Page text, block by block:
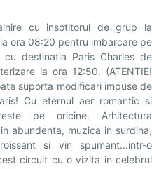
cu insotitorul de grup la
ora 08:20 pentru imbarcare pe
destinatia Paris Charles de
la ora 12:50. (ATENTIE!
suporta modificari impuse de
Cu eternul aer romantic si
pe oricine. Arhitectura
abundenta, muzica in surdina,
si vin spumant...intr-o
circuit cu o vizita in celebrul